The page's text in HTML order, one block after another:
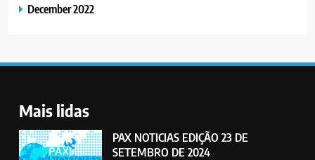
December 2022
Mais lidas
PAX NOTICIAS EDIÇÃO 23 DE
SETEMBRO DE 2024